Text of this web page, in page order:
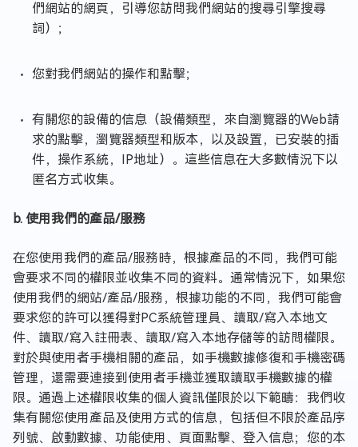
們網站的網頁，引導您訪問我們網站的搜尋引擎搜尋
詞）；
您對我們網站的操作和點擊；
有關您的設備的信息（設備類型，來自瀏覽器的Web請
求的點擊，瀏覽器類型和版本，以及設置，已安裝的插
件，操作系統，IP地址）。這些信息在大多數情況下以
匿名方式收集。
b. 使用我們的產品/服務
在您使用我們的產品/服務時，根據產品的不同，我們可能
會要求不同的權限並收集不同的資料。通常情況下，如果您
使用我們的網站/產品/服務，根據功能的不同，我們可能會
要求您的許可以獲得對PC系統管理員、讀取/寫入本地文
件、讀取/寫入註冊表、讀取/寫入本地存儲等的訪問權限。
對於與使用者手機相關的產品，如手機數據修復和手機密碼
管理，還需要連接到使用者手機並獲取讀取手機數據的權
限。通過上述權限收集的個人資訊僅限於以下範疇：我們收
集有關您使用產品及使用方式的信息，包括但不限於產品序
列號、啟動數據、功能使用、頁面點擊、登入信息；您的本